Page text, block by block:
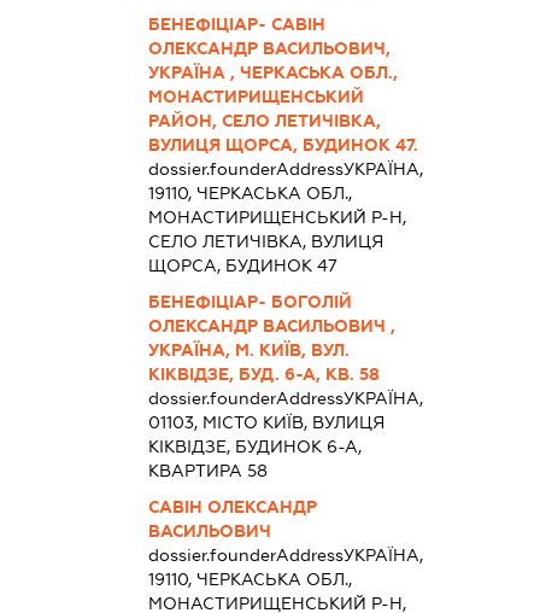
БЕНЕФІЦІАР- САВІН
ОЛЕКСАНДР ВАСИЛЬОВИЧ,
УКРАЇНА , ЧЕРКАСЬКА ОБЛ.,
МОНАСТИРИЩЕНСЬКИЙ
РАЙОН, СЕЛО ЛЕТИЧІВКА,
ВУЛИЦЯ ЩОРСА, БУДИНОК 47.
dossier.founderAddressУКРАЇНА,
19110, ЧЕРКАСЬКА ОБЛ.,
МОНАСТИРИЩЕНСЬКИЙ Р-Н,
СЕЛО ЛЕТИЧІВКА, ВУЛИЦЯ
ЩОРСА, БУДИНОК 47
БЕНЕФІЦІАР- БОГОЛІЙ
ОЛЕКСАНДР ВАСИЛЬОВИЧ ,
УКРАЇНА, М. КИЇВ, ВУЛ.
КІКВІДЗЕ, БУД. 6-А, КВ. 58
dossier.founderAddressУКРАЇНА,
01103, МІСТО КИЇВ, ВУЛИЦЯ
КІКВІДЗЕ, БУДИНОК 6-А,
КВАРТИРА 58
САВІН ОЛЕКСАНДР
ВАСИЛЬОВИЧ
dossier.founderAddressУКРАЇНА,
19110, ЧЕРКАСЬКА ОБЛ.,
МОНАСТИРИЩЕНСЬКИЙ Р-Н,